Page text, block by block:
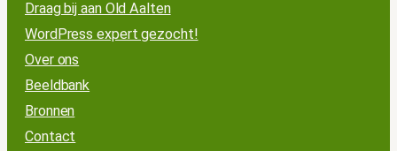
Draag bij aan Old Aalten
WordPress expert gezocht!
Over ons
Beeldbank
Bronnen
Contact